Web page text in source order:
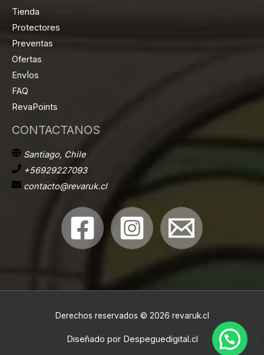
Tienda
Protectores
Preventas
Ofertas
EnvÍos
FAQ
RevaPoints
CONTACTANOS
Santiago, Chile
+56929227093
contacto@revaruk.cl
Derechos reservados © 2026 revaruk.cl
Diseñado por Despeguedigital.cl